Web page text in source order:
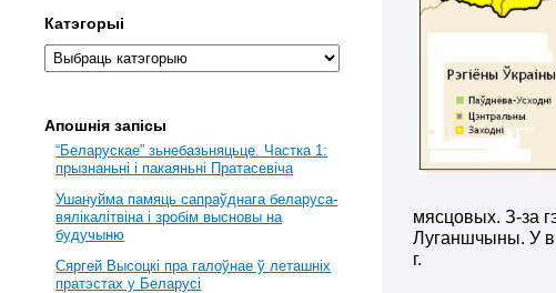
мясцовых. З-за
Луганшчыны. У
г.
Катэгорыі
Апошнія запісы
“Беларускае” зьнебазьняцьце. Частка 1:
прызнаньні і пакаяньні Пратасевіча
Ушануйма памяць сапраўднага беларуса-
вялікалітвіна і зробім высновы на
будучыню
Сяргей Высоцкі пра галоўнае ў леташніх
пратэстах у Беларусі